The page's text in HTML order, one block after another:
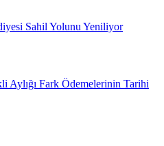
Sahil Yolunu Yeniliyor
Aylığı Fark Ödemelerinin Tarihi